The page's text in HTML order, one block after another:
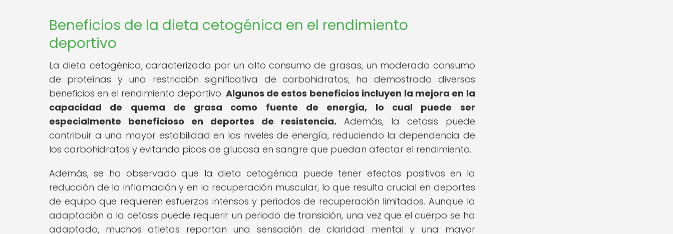
Beneficios de la dieta cetogénica en el rendimiento
deportivo
La dieta cetogénica, caracterizada por un alto consumo de grasas, un moderado consumo
de proteínas y una restricción significativa de carbohidratos, ha demostrado diversos
beneficios en el rendimiento deportivo. Algunos de estos beneficios incluyen la mejora en la
capacidad de quema de grasa como fuente de energía, lo cual puede ser
especialmente beneficioso en deportes de resistencia. Además, la cetosis puede
contribuir a una mayor estabilidad en los niveles de energía, reduciendo la dependencia de
los carbohidratos y evitando picos de glucosa en sangre que puedan afectar el rendimiento.
Además, se ha observado que la dieta cetogénica puede tener efectos positivos en la
reducción de la inflamación y en la recuperación muscular, lo que resulta crucial en deportes
de equipo que requieren esfuerzos intensos y periodos de recuperación limitados. Aunque la
adaptación a la cetosis puede requerir un periodo de transición, una vez que el cuerpo se ha
adaptado, muchos atletas reportan una sensación de claridad mental y una mayor